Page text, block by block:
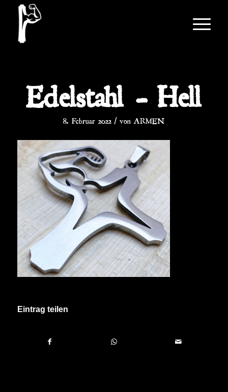
Edelstahl – Hell
8. Februar 2022 / ARMEN
Eintrag teilen